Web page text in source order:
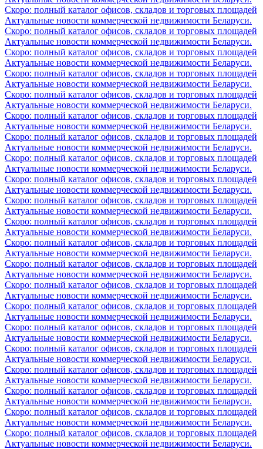
Скоро: полный каталог офисов, складов и торговых площадей
Актуальные новости коммерческой недвижимости Беларуси.
Скоро: полный каталог офисов, складов и торговых площадей
Актуальные новости коммерческой недвижимости Беларуси.
Скоро: полный каталог офисов, складов и торговых площадей
Актуальные новости коммерческой недвижимости Беларуси.
Скоро: полный каталог офисов, складов и торговых площадей
Актуальные новости коммерческой недвижимости Беларуси.
Скоро: полный каталог офисов, складов и торговых площадей
Актуальные новости коммерческой недвижимости Беларуси.
Скоро: полный каталог офисов, складов и торговых площадей
Актуальные новости коммерческой недвижимости Беларуси.
Скоро: полный каталог офисов, складов и торговых площадей
Актуальные новости коммерческой недвижимости Беларуси.
Скоро: полный каталог офисов, складов и торговых площадей
Актуальные новости коммерческой недвижимости Беларуси.
Скоро: полный каталог офисов, складов и торговых площадей
Актуальные новости коммерческой недвижимости Беларуси.
Скоро: полный каталог офисов, складов и торговых площадей
Актуальные новости коммерческой недвижимости Беларуси.
Скоро: полный каталог офисов, складов и торговых площадей
Актуальные новости коммерческой недвижимости Беларуси.
Скоро: полный каталог офисов, складов и торговых площадей
Актуальные новости коммерческой недвижимости Беларуси.
Скоро: полный каталог офисов, складов и торговых площадей
Актуальные новости коммерческой недвижимости Беларуси.
Скоро: полный каталог офисов, складов и торговых площадей
Актуальные новости коммерческой недвижимости Беларуси.
Скоро: полный каталог офисов, складов и торговых площадей
Актуальные новости коммерческой недвижимости Беларуси.
Скоро: полный каталог офисов, складов и торговых площадей
Актуальные новости коммерческой недвижимости Беларуси.
Скоро: полный каталог офисов, складов и торговых площадей
Актуальные новости коммерческой недвижимости Беларуси.
Скоро: полный каталог офисов, складов и торговых площадей
Актуальные новости коммерческой недвижимости Беларуси.
Скоро: полный каталог офисов, складов и торговых площадей
Актуальные новости коммерческой недвижимости Беларуси.
Скоро: полный каталог офисов, складов и торговых площадей
Актуальные новости коммерческой недвижимости Беларуси.
Скоро: полный каталог офисов, складов и торговых площадей
Актуальные новости коммерческой недвижимости Беларуси.